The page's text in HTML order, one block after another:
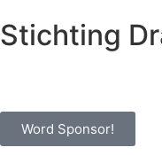
Stichting
Word Sponsor!